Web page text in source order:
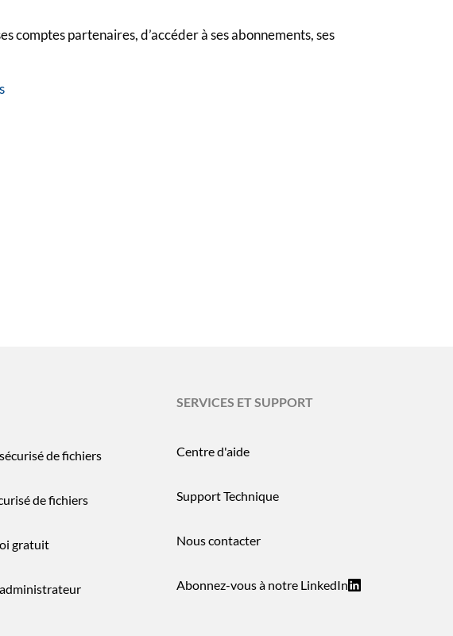
comptes partenaires, d’accéder à ses abonnements, ses
de fichiers
de fichiers
gratuit
SERVICES ET SUPPORT
Centre d'aide
Support Technique
Nous contacter
Abonnez-vous à notre LinkedIn